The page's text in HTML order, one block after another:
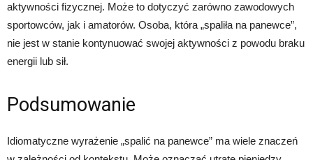
aktywności fizycznej. Może to dotyczyć zarówno zawodowych
sportowców, jak i amatorów. Osoba, która „spaliła na panewce”,
nie jest w stanie kontynuować swojej aktywności z powodu braku
energii lub sił.
Podsumowanie
Idiomatyczne wyrażenie „spalić na panewce” ma wiele znaczeń